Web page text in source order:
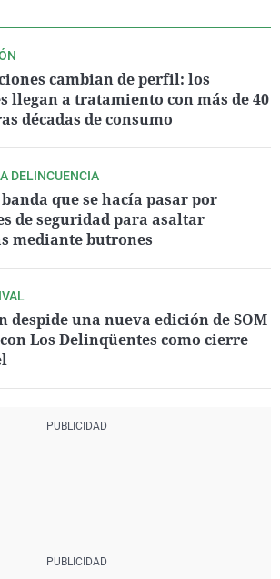
cambian de perfil: los
llegan a tratamiento con más de 40
décadas de consumo
DELINCUENCIA
que se hacía pasar por
de seguridad para asaltar
mediante butrones
despide una nueva edición de SOM
Los Delinqüentes como cierre